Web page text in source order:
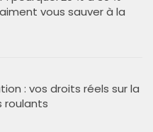
vous sauver à la
: vos droits réels sur la
roulants